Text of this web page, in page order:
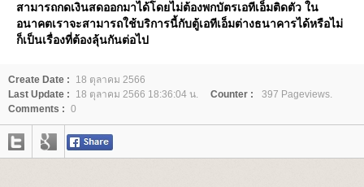
สามารถกดเงินสดออกมาได้โดยไม่ต้องพกบัตรเอทีเอ็มติดตัว ใน
อนาคตเราจะสามารถใช้บริการนี้กับตู้เอทีเอ็มต่างธนาคารได้หรือไม่
ก็เป็นเรื่องที่ต้องลุ้นกันต่อไป
Create Date :
18 ตุลาคม 2566
Last Update :
18 ตุลาคม 2566 18:36:04 น. Counter :
397 Pageviews.
Comments : 0